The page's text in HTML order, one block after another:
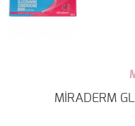
MİRADERM